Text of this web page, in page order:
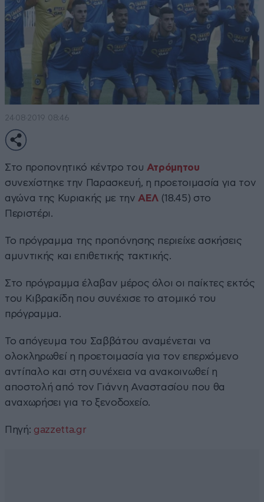
24·08·2019 08:46
Στο προπονητικό κέντρο του Ατρόμητου
συνεχίστηκε την Παρασκευή, η προετοιμασία για τον
αγώνα της Κυριακής με την ΑΕΛ (18.45) στο
Περιστέρι.
Το πρόγραμμα της προπόνησης περιείχε ασκήσεις
αμυντικής και επιθετικής τακτικής.
Στο πρόγραμμα έλαβαν μέρος όλοι οι παίκτες εκτός
του Κιβρακίδη που συνέχισε το ατομικό του
πρόγραμμα.
Το απόγευμα του Σαββάτου αναμένεται να
ολοκληρωθεί η προετοιμασία για τον επερχόμενο
αντίπαλο και στη συνέχεια να ανακοινωθεί η
αποστολή από τον Γιάννη Αναστασίου που θα
αναχωρήσει για το ξενοδοχείο.
Πηγή: gazzetta.gr